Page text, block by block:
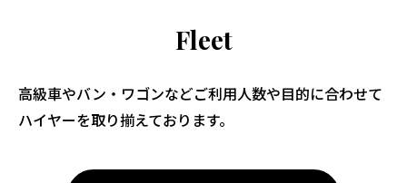
Fleet
高級車やバン・ワゴンなどご利用人数や目的に合わせて
ハイヤーを取り揃えております。